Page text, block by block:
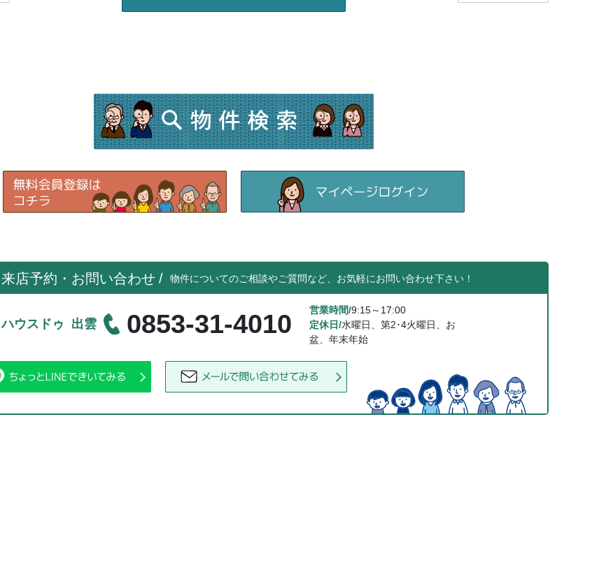
来店予約・お問い合わせ / 物件についてのご相談やご質問など、お気軽にお問い合わせ下さい！
ハウスドゥ 出雲 0853-31-4010 営業時間/9:15～17:00
定休日/水曜日、第2･4火曜日、お
盆、年末年始